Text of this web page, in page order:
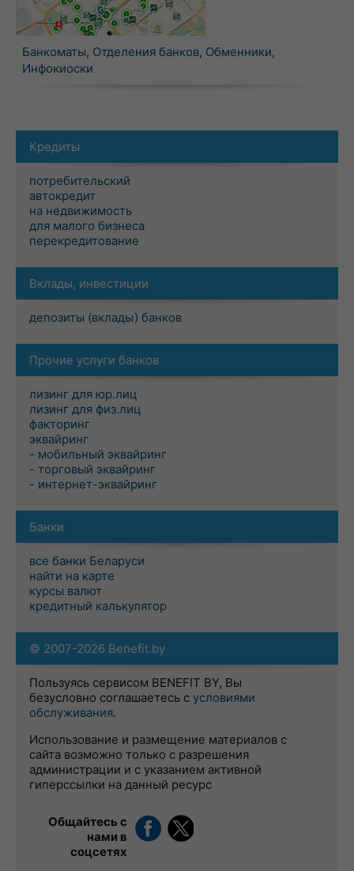
Банкоматы, Отделения банков, Обменники,
Инфокиоски
Кредиты
потребительский
автокредит
на недвижимость
для малого бизнеса
перекредитование
Вклады, инвестиции
депозиты (вклады) банков
Прочие услуги банков
лизинг для юр.лиц
лизинг для физ.лиц
факторинг
эквайринг
- мобильный эквайринг
- торговый эквайринг
- интернет-эквайринг
Банки
все банки Беларуси
найти на карте
курсы валют
кредитный калькулятор
© 2007-2026 Benefit.by
Пользуясь сервисом BENEFIT BY, Вы
безусловно соглашаетесь с условиями
обслуживания.
Использование и размещение материалов с
сайта возможно только с разрешения
администрации и с указанием активной
гиперссылки на данный ресурс
Общайтесь с
нами в
соцсетях